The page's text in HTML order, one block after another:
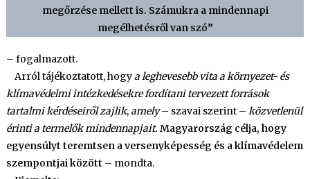
megőrzése mellett is. Számukra a mindennapi
megélhetésről van szó”
– fogalmazott.
Arról tájékoztatott, hogya leghevesebb vita a környezet- és
klímavédelmi intézkedésekre fordítani tervezett források
tartalmi kérdéseiről zajlik,amely– szavai szerint – közvetlenül
érinti a termelők mindennapjait. Magyarország célja, hogy
egyensúlyt teremtsen a versenyképesség és a klímavédelem
szempontjai között– mondta.